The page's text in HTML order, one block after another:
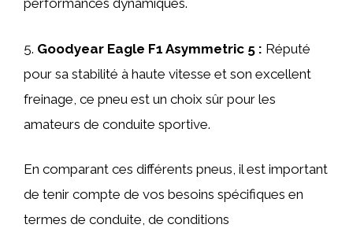
performances dynamiques.
5. Goodyear Eagle F1 Asymmetric 5 : Réputé
pour sa stabilité à haute vitesse et son excellent
freinage, ce pneu est un choix sûr pour les
amateurs de conduite sportive.
En comparant ces différents pneus, il est important
de tenir compte de vos besoins spécifiques en
termes de conduite, de conditions